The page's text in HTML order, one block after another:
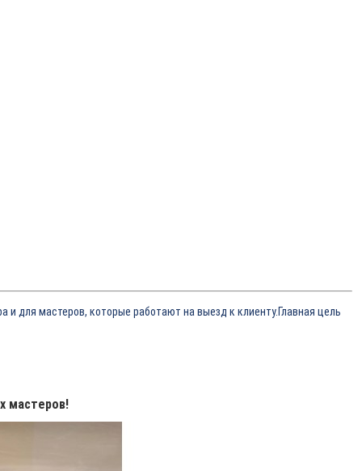
и для мастеров, которые работают на выезд к клиенту.Главная цель
мастеров!